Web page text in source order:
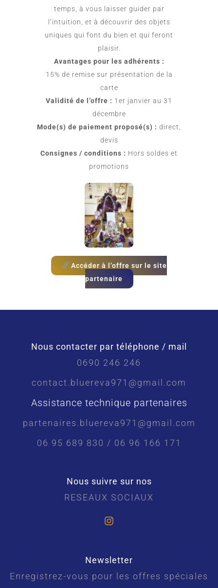
temps, à vous laisser guider par
l’intuition, et à découvrir des objets
uniques qui font du bien et qui feront
plaisir.
Avantages pour les adhérents :
15% de remise sur présentation de la
carte
Validité de l’offre : 1er janvier au 31
décembre
Mode(s) de paiement proposé(s) : direct,
devis
Consignes / conditions : Hors soldes et
promotions
Accéder à l’offre sur le site
partenaire
Nous contacter par téléphone / mail
0690 246 246
contact.bluereva971@gmail.com
Assistance technique partenaires
partenaires.bluereva971@gmail.com
06 95 689 830 / 06 96 166 171
Nous suivre sur nos
RESEAUX SOCIAUX
Newsletter
Enregistrez-vous pour les offres spéciales